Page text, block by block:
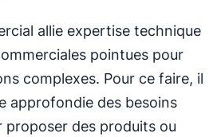
allie expertise technique
pointues pour
complexes. Pour ce faire, il
approfondie des besoins
proposer des produits ou